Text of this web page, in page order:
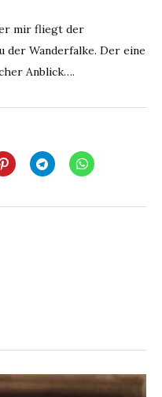
mir fliegt der
der Wanderfalke. Der eine
Anblick….